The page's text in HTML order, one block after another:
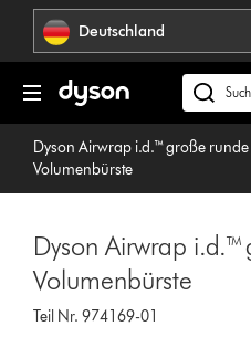
Navigation
überspringenDeutschland
dyson.de
Dyson Airwrap i.d.™ große runde
Volumenbürste
Dyson Airwrap i.d.™
Volumenbürste
Teil Nr. 974169-01